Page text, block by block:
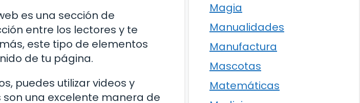
es una sección de
entre los lectores y te
este tipo de elementos
de tu página.
puedes utilizar videos y
una excelente manera de
Magia
Manualidades
Manufactura
Mascotas
Matemáticas